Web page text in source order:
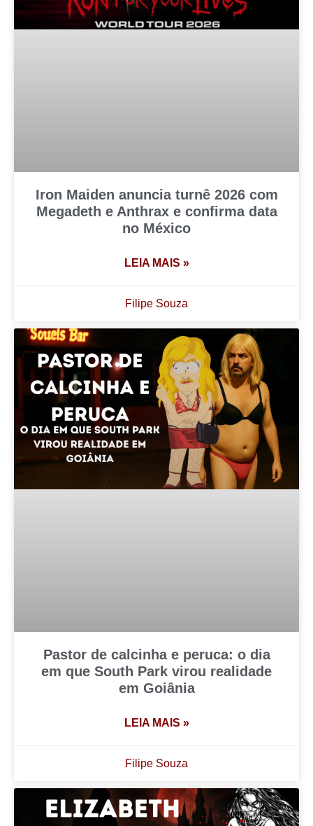
Iron Maiden anuncia turnê 2026 com
Megadeth e Anthrax e confirma data
no México
LEIA MAIS »
Filipe Souza
Pastor de calcinha e peruca: o dia
em que South Park virou realidade
em Goiânia
LEIA MAIS »
Filipe Souza